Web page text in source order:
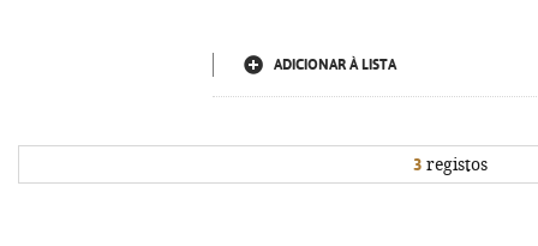
ADICIONAR À LISTA
3 registos